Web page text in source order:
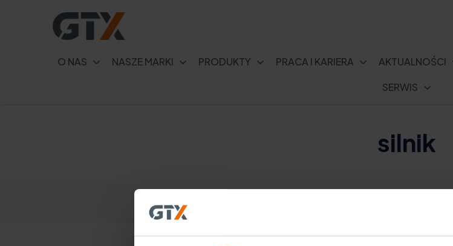
O NAS NASZE MARKI PRODUKTY PRACA I KARIERA AKTUALNOŚCI
SERWIS
silnik